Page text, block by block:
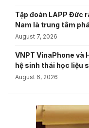
Tập đoàn LAPP Đức
Nam là trung tâm
August 7, 2026
VNPT VinaPhone và
hệ sinh thái học liệu
August 6, 2026